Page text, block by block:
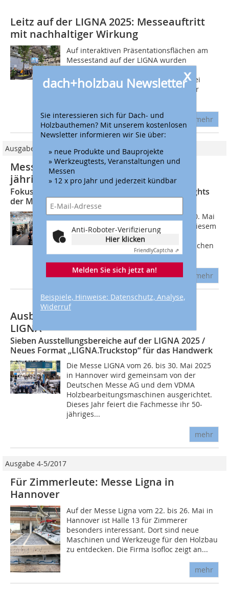
x
dach+holzbau Newsletter
Sie interessieren sich für Dach- und
Holzbauthemen? Mit unserem kostenlosen
Newsletter informieren wir Sie über:
» neue Produkte und Bauprojekte
» Werkzeugtests, Veranstaltungen und
Messen
» 12 x pro Jahr und jederzeit kündbar
Anti-Roboter-Verifizierung
Hier klicken
FriendlyCaptcha ⇗
Melden Sie sich jetzt an!
Beispiele, Hinweise: Datenschutz, Analyse,
Widerruf
Leitz auf der LIGNA 2025: Messeauftritt
mit nachhaltiger Wirkung
Auf interaktiven Präsentationsflächen am
Messestand auf der LIGNA wurden
Prozessinnovationen dargestellt. Dabei
konnten Besucherinnen und Besucher
mehr
Ausgabe 03/2025
Messe LIGNA in Hannover feiert 50-
jähriges Jubiläum
Fokusthemen, Ausstellungsbereiche und Highlights
der Messe LIGNA im Mai 2025
Die Messe LIGNA findet vom 26. bis 30. Mai
2025 in Hannover statt und feiert in diesem
Jahr ihr 50-jähriges Jubiläum. Die
Fachmesse wird erneut von der Deutschen
Messe AG und dem VDMA...
mehr
Ausblick auf die Jubiläumsedition der
LIGNA
Sieben Ausstellungsbereiche auf der LIGNA 2025 /
Neues Format „LIGNA.Truckstop“ für das Handwerk
Die Messe LIGNA vom 26. bis 30. Mai 2025
in Hannover wird gemeinsam von der
Deutschen Messe AG und dem VDMA
Holzbearbeitungsmaschinen ausgerichtet.
Dieses Jahr feiert die Fachmesse ihr 50-
jähriges...
mehr
Ausgabe 4-5/2017
Für Zimmerleute: Messe Ligna in
Hannover
Auf der Messe Ligna vom 22. bis 26. Mai in
Hannover ist Halle 13 für Zimmerer
besonders interessant. Dort sind neue
Maschinen und Werkzeuge für den Holzbau
zu entdecken. Die Firma Isofloc zeigt an...
mehr